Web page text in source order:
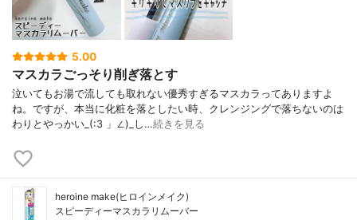
5.00
マスカラごっそり削ぎ落とす
泣いてもお湯で流しても取れない優秀すぎるマスカラってありますよ
ね。ですが、本当に化粧を落としたい時、クレンジングで落ちないのは
わりとやっかい_(:3 」∠)_し…続きを見る
heroine make(ヒロインメイク)
スピーディーマスカラリムーバー